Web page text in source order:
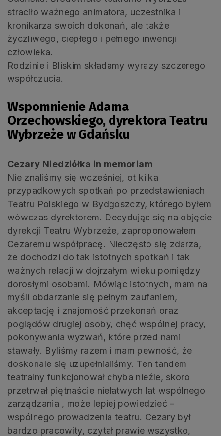
straciło ważnego animatora, uczestnika i
kronikarza swoich dokonań, ale także
życzliwego, ciepłego i pełnego inwencji
człowieka.
Rodzinie i Bliskim składamy wyrazy szczerego
współczucia.
Wspomnienie Adama
Orzechowskiego, dyrektora Teatru
Wybrzeże w Gdańsku
Cezary Niedziółka in memoriam
Nie znaliśmy się wcześniej, ot kilka
przypadkowych spotkań po przedstawieniach
Teatru Polskiego w Bydgoszczy, którego byłem
wówczas dyrektorem. Decydując się na objęcie
dyrekcji Teatru Wybrzeże, zaproponowałem
Cezaremu współpracę. Nieczęsto się zdarza,
że dochodzi do tak istotnych spotkań i tak
ważnych relacji w dojrzałym wieku pomiędzy
dorosłymi osobami. Mówiąc istotnych, mam na
myśli obdarzanie się pełnym zaufaniem,
akceptację i znajomość przekonań oraz
poglądów drugiej osoby, chęć wspólnej pracy,
pokonywania wyzwań, które przed nami
stawały. Byliśmy razem i mam pewność, że
doskonale się uzupełnialiśmy. Ten tandem
teatralny funkcjonował chyba nieźle, skoro
przetrwał piętnaście niełatwych lat wspólnego
zarządzania , może lepiej powiedzieć –
wspólnego prowadzenia teatru. Cezary był
bardzo pracowity, czytał prawie wszystko,